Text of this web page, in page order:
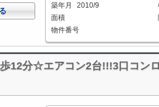
築年月 2010/9
面積
物件番号
12分☆エアコン2台!!!3口コン